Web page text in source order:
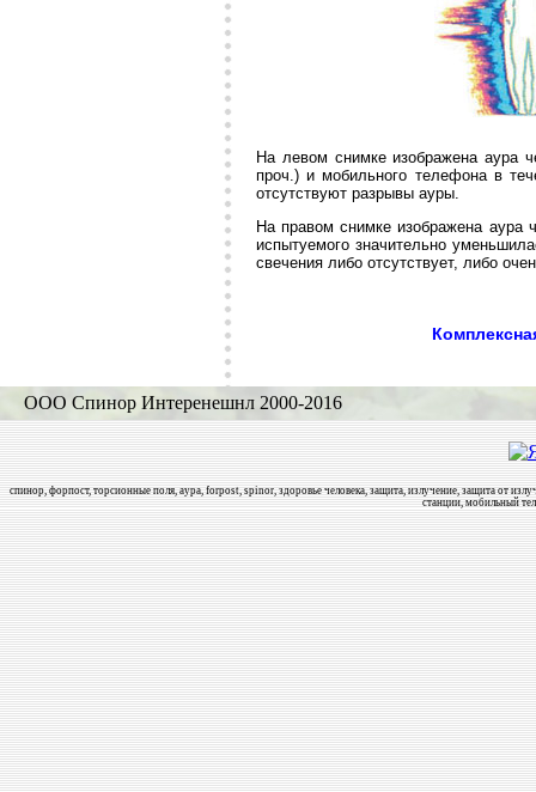
На левом снимке изображена аура
проч.) и мобильного телефона в
отсутствуют разрывы ауры.
На правом снимке изображена аура
испытуемого значительно
свечения либо отсутствует, либо
ООО Спинор Интеренешнл 2000-2016
спинор, форпост, торсионные поля, аура, forpost, spinor, здоровье человека, защита, излучение, защита от
станции, мобильный